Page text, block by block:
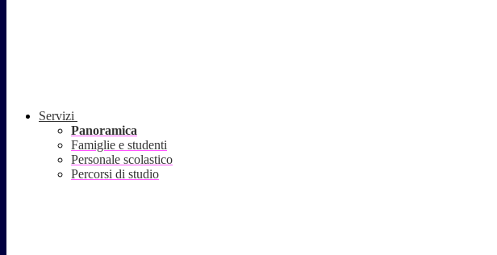
Servizi
Panoramica
Famiglie e studenti
Personale scolastico
Percorsi di studio